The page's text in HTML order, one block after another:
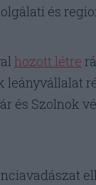
és
hozott létre
leányvállalat
és